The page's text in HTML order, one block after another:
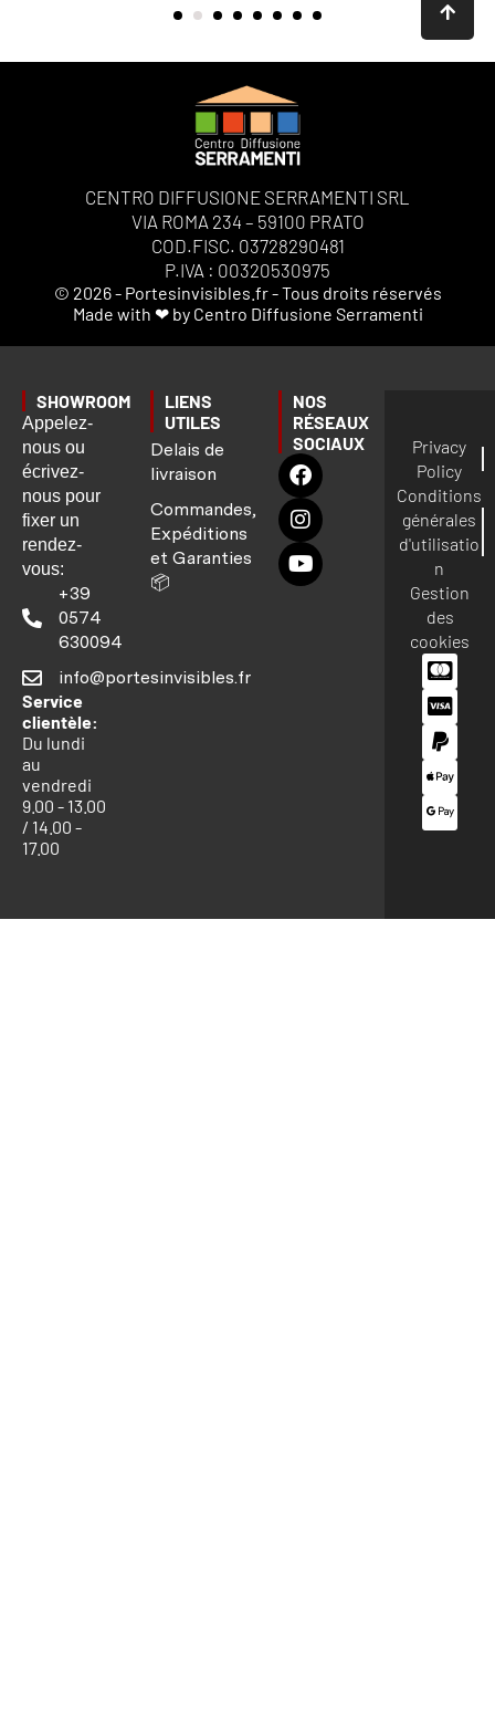
CENTRO DIFFUSIONE SERRAMENTI SRL
VIA ROMA 234 – 59100 PRATO
COD.FISC. 03728290481
P.IVA : 00320530975
© 2026 - Portesinvisibles.fr - Tous droits réservés
Made with ❤ by Centro Diffusione Serramenti
SHOWROOM
Appelez-
nous ou
écrivez-
nous pour
fixer un
rendez-
vous:
+39
0574
630094
info@portesinvisibles.fr
Service
clientèle:
Du lundi
au
vendredi
9.00 - 13.00
/ 14.00 -
17.00
LIENS
UTILES
Delais de
livraison
Commandes,
Expéditions
et Garanties
📦
NOS
RÉSEAUX
SOCIAUX
Privacy
Policy
Conditions
générales
d'utilisatio
n
Gestion
des
cookies